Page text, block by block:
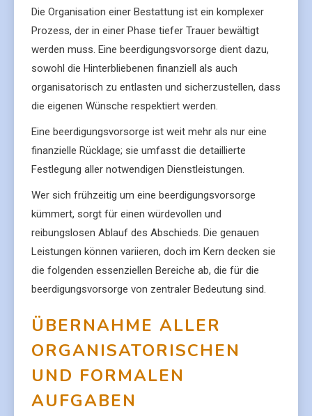
Die Organisation einer Bestattung ist ein komplexer
Prozess, der in einer Phase tiefer Trauer bewältigt
werden muss. Eine beerdigungsvorsorge dient dazu,
sowohl die Hinterbliebenen finanziell als auch
organisatorisch zu entlasten und sicherzustellen, dass
die eigenen Wünsche respektiert werden.
Eine beerdigungsvorsorge ist weit mehr als nur eine
finanzielle Rücklage; sie umfasst die detaillierte
Festlegung aller notwendigen Dienstleistungen.
Wer sich frühzeitig um eine beerdigungsvorsorge
kümmert, sorgt für einen würdevollen und
reibungslosen Ablauf des Abschieds. Die genauen
Leistungen können variieren, doch im Kern decken sie
die folgenden essenziellen Bereiche ab, die für die
beerdigungsvorsorge von zentraler Bedeutung sind.
ÜBERNAHME ALLER
ORGANISATORISCHEN
UND FORMALEN
AUFGABEN